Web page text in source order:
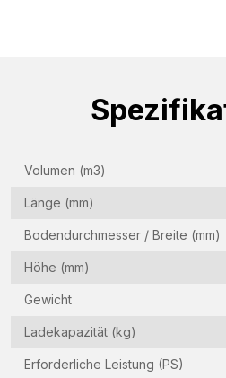
Volumen (m3)
Länge (mm)
Bodendurchmesser / Breite (mm)
Höhe (mm)
Gewicht
Ladekapazität (kg)
Erforderliche Leistung (PS)